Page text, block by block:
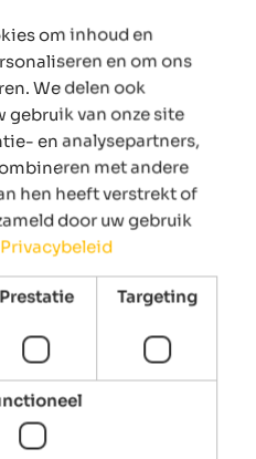
from 125 €
for two in our hideaway,
of everyday life.
om inhoud en
en om ons
We delen ook
gebruik van onze site
en analysepartners,
met andere
hen heeft verstrekt of
door uw gebruik
Privacybeleid
Prestatie Targeting